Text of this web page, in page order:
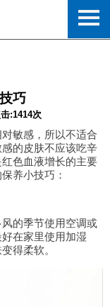
巧
:1414次
敏感，所以不适合
的皮肤不应该吃辛
色血液增长的主要
养小技巧：
的季节使用空调或
在家里使用加湿
得柔软。